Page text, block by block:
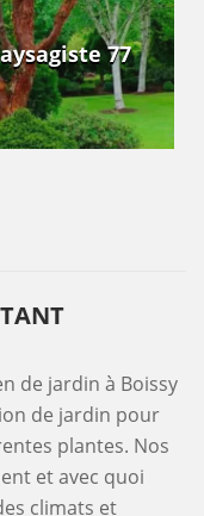
77
de jardin à Boissy
de jardin pour
plantes. Nos
et avec quoi
climats et